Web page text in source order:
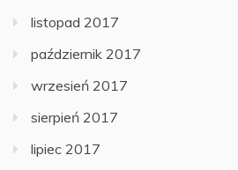
listopad 2017
październik 2017
wrzesień 2017
sierpień 2017
lipiec 2017